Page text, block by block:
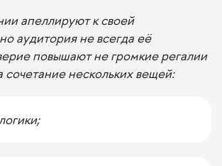
апеллируют к своей
аудитория не всегда её
повышают не громкие регалии
сочетание нескольких вещей: